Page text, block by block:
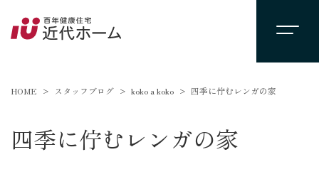
HOME スタッフブログ koko a koko 四季に佇むレンガの家
四季に佇むレンガの家